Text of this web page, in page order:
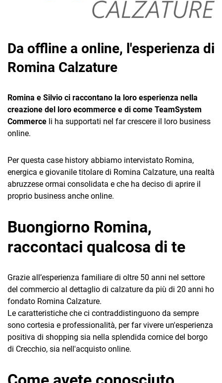
CRM
Ecommerce
Fatturazione
Financial Solutions
Trust Services
TeamSystem Corporate
Da offline a online, l'esperienza di
Romina Calzature
Romina e Silvio ci raccontano la loro esperienza nella
creazione del loro ecommerce e di come TeamSystem
Commerce li ha supportati nel far crescere il loro business
online.
Per questa case history abbiamo intervistato Romina,
energica e giovanile titolare di Romina Calzature, una realtà
abruzzese ormai consolidata e che ha deciso di aprire il
proprio business anche online.
Buongiorno Romina,
raccontaci qualcosa di te
Grazie all’esperienza familiare di oltre 50 anni nel settore
del commercio al dettaglio di calzature da più di 20 anni ho
fondato Romina Calzature.
Le caratteristiche che ci contraddistinguono da sempre
sono cortesia e professionalità, per far vivere un'esperienza
positiva di shopping sia nella splendida cornice del borgo
di Crecchio, sia nell'acquisto online.